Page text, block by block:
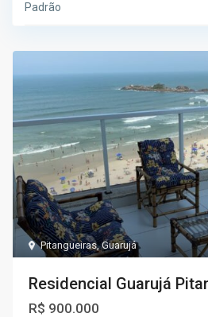
Padrão
Pitangueiras,Guarujá
Residencial Guarujá
R$ 900.000